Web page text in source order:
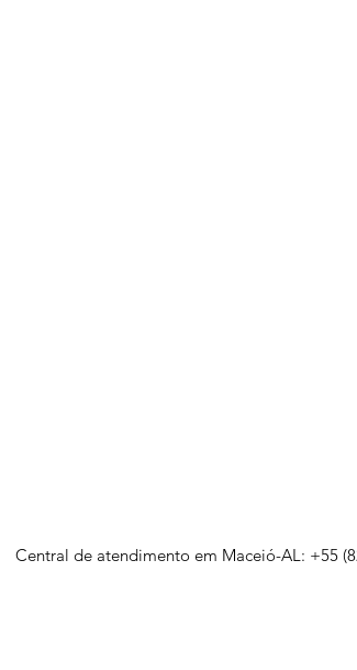
Central de atendimento em Maceió-AL: +55